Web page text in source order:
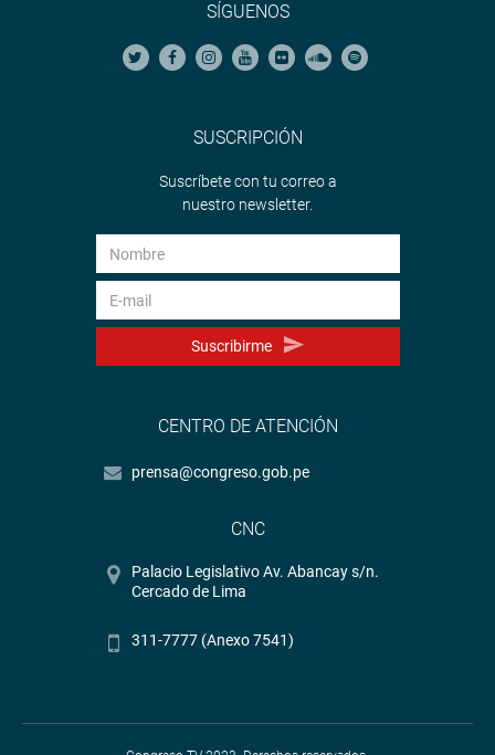
SÍGUENOS
SUSCRIPCIÓN
Suscríbete con tu correo a
nuestro newsletter.
Suscribirme
CENTRO DE ATENCIÓN
prensa@congreso.gob.pe
CNC
Palacio Legislativo Av. Abancay s/n.
Cercado de Lima
311-7777 (Anexo 7541)